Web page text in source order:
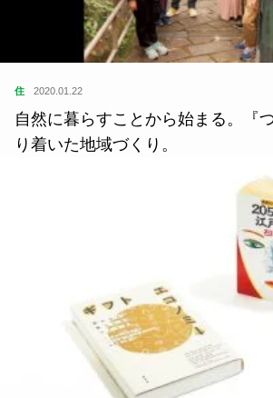
住 2020.01.22
自然に暮らすことから始まる。『
り着いた地域づくり。